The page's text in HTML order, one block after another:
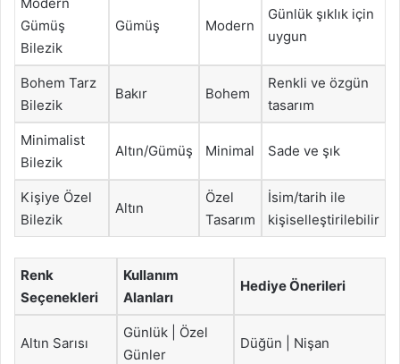
Gümüş
Bilezik
Gümüş Modern
Günlük şıklık için
uygun
Bohem Tarz
Bilezik
Bakır Bohem
Renkli ve özgün
tasarım
Minimalist
Bilezik
Altın/Gümüş Minimal Sade ve şık
Kişiye Özel
Bilezik
Altın
Özel
Tasarım
İsim/tarih ile
kişiselleştirilebilir
Renk
Seçenekleri
Kullanım
Alanları
Hediye Önerileri
Altın Sarısı
Günlük | Özel
Günler
Düğün | Nişan